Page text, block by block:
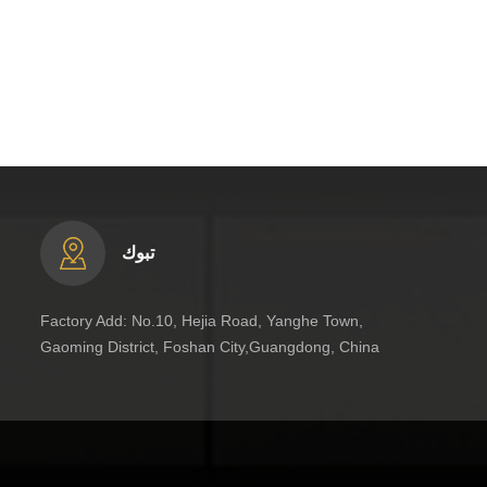
تبوك
Factory Add: No.10, Hejia Road, Yanghe Town,
Gaoming District, Foshan City,Guangdong, China